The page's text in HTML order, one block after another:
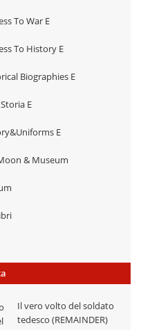
To War E
To History E
Biographies E
E
E
& Museum
Il vero volto del soldato
tedesco (REMAINDER)